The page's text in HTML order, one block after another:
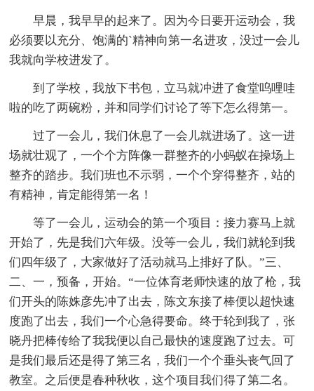
早晨，我早早的起来了。因为今日要开运动会，我
必须要以充分、饱满的`精神向第一名进攻，没过一会儿
我就向学校进发了。
到了学校，我放下书包，立马就冲进了食堂呜哩哇
啦的吃了两碗粉，并和同学们讨论了等下怎么得第一。
过了一会儿，我们休息了一会儿就进场了。这一进
场就壮观了，一个个方阵像一群整齐的小蚂蚁在操场上
整齐的踏步。我们班也不示弱，一个个穿得整齐，站的
有精神，肯定能得第一名！
等了一会儿，运动会的第一个项目：接力赛马上就
开始了，先是我们六年级。没等一会儿，我们就轮到我
们四年级了，大家做好了活动就马上排好了队。”三、
二、一，预备，开始。“一位体育老师快速的放了枪，我
们开头的陈姝彦先冲了出去，陈文东接了棒便以超快速
度跑了出去，我们一个心急得要命。终于轮到我了，张
晓丹把棒传给了我我便以自己最快的速度跑了过去。可
是我们最后还是得了第三名，我们一个个垂头丧气回了
教室。之后便是春种秋收，这个项目我们得了第二名。